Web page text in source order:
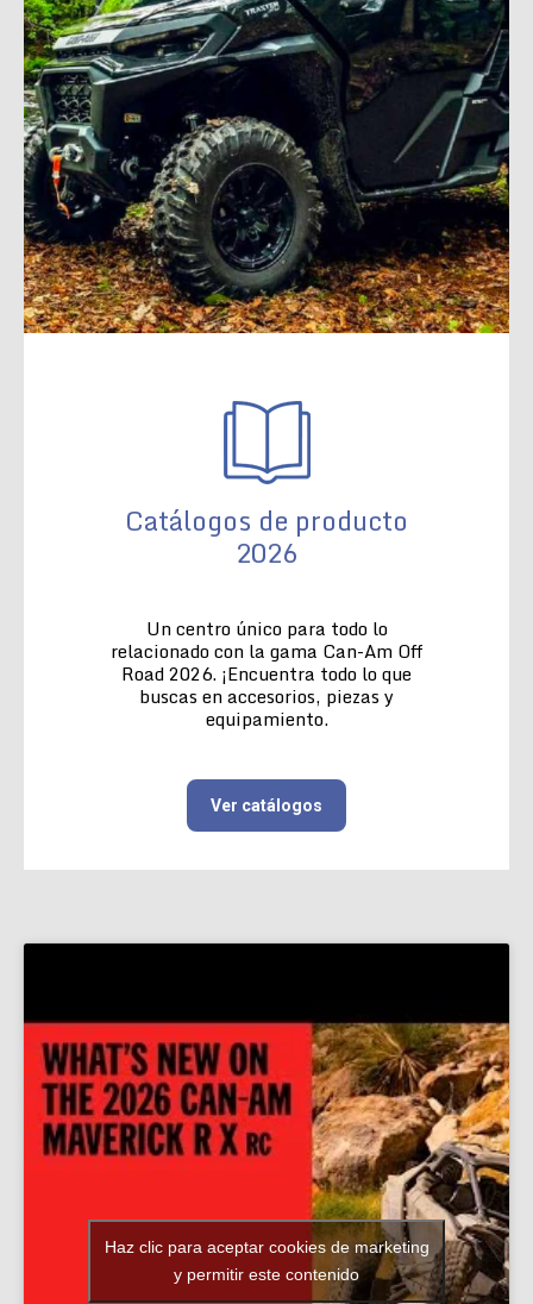
Catálogos de producto
2026
Un centro único para todo lo
relacionado con la gama Can-Am Off
Road 2026. ¡Encuentra todo lo que
buscas en accesorios, piezas y
equipamiento.
Ver catálogos
Haz clic para aceptar cookies de marketing
y permitir este contenido